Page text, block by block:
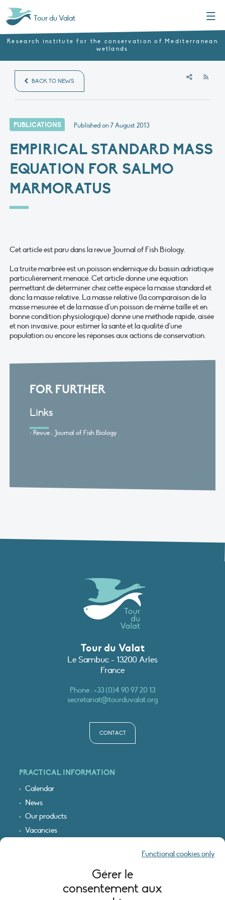
Gérer le
consentement aux
Functional cookies only
Tour du Valat
Research institute for the conservation of Mediterranean
wetlands
BACK TO NEWS
PUBLICATIONS Published on7 August 2013
EMPIRICAL STANDARD MASS
EQUATION FOR SALMO
MARMORATUS
Cet article est paru dans la revue Journal of Fish Biology.
La truite marbrée est un poisson endémique du bassin adriatique
particulièrement menacé. Cet article donne une équation
permettant de déterminer chez cette espèce la masse standard et
donc la masse relative. La masse relative (la comparaison de la
masse mesurée et de la masse d’un poisson de même taille et en
bonne condition physiologique) donne une méthode rapide, aisée
et non invasive, pour estimer la santé et la qualité d’une
population ou encore les réponses aux actions de conservation.
FOR FURTHER
Links
Revue : Journal of Fish Biology
Tour du Valat
Le Sambuc - 13200 Arles
France
Phone :+33 (0)4 90 97 20 13
secretariat@tourduvalat.org
CONTACT
PRACTICAL INFORMATION
Calendar
News
Our products
Vacancies
LEGAL INFORMATION